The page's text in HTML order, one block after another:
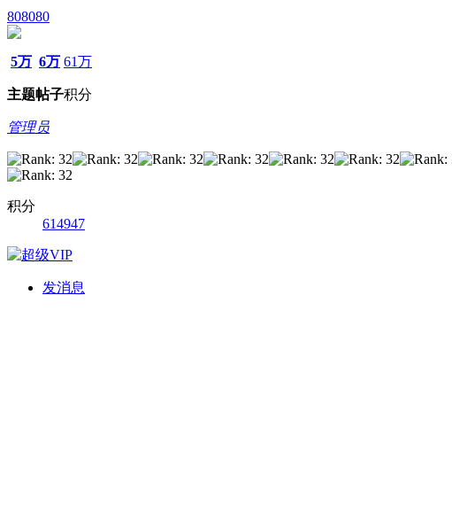
808080
5万
主题
6万
帖子
61万
积分
管理员
积分
614947
发消息